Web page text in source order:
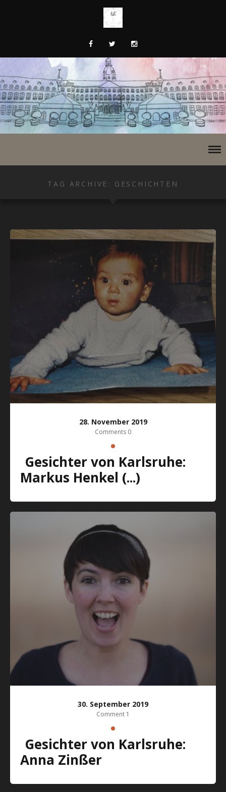
TAG ARCHIVE: GESCHICHTEN
28. November 2019
Comments 0
Gesichter von Karlsruhe:
Markus Henkel (...)
30. September 2019
Comment 1
Gesichter von Karlsruhe:
Anna Zinßer